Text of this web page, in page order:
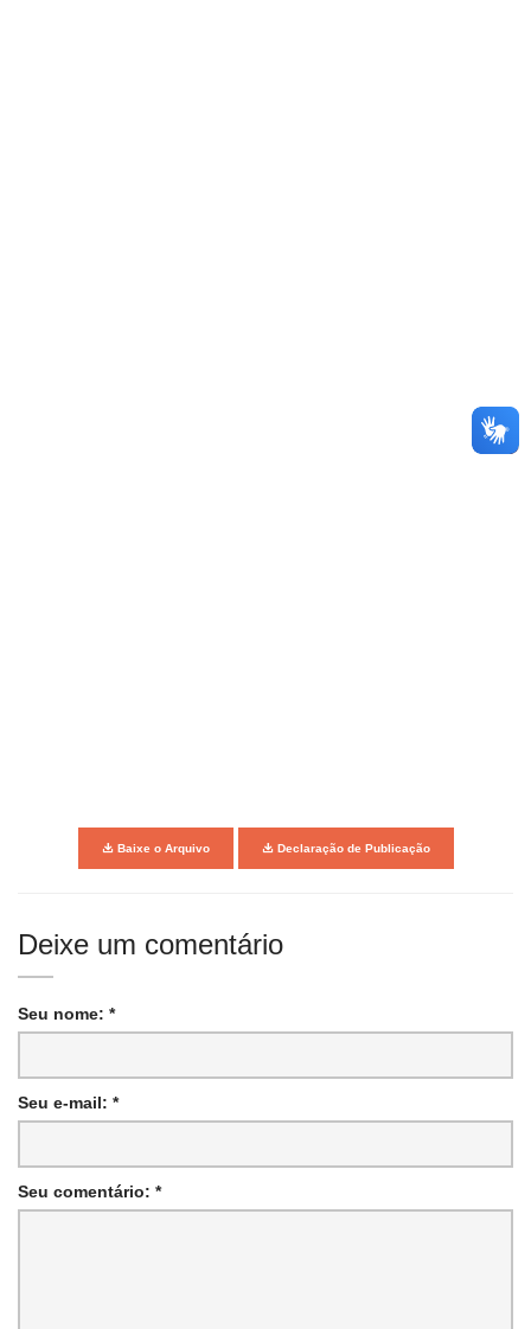
Baixe o Arquivo Declaração de Publicação
Deixe um comentário
Seu nome: *
Seu e-mail: *
Seu comentário: *